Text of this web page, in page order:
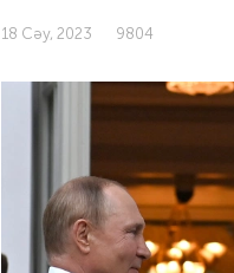
18 Сәу, 2023 9804